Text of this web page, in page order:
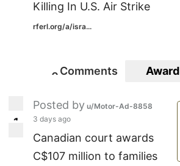
Killing In U.S. Air Strike
rferl.org/a/isra...
00
Comments Award
11
Posted by u/Motor-Ad-8858
3 days ago
Canadian court awards
C$107 million to families